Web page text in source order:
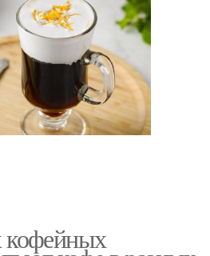
кофейных